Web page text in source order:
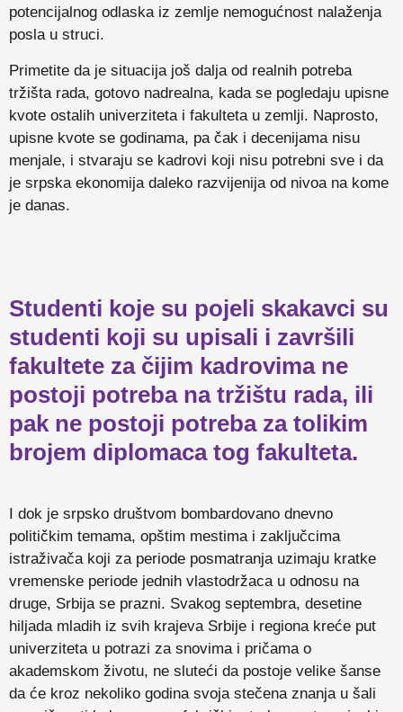
potencijalnog odlaska iz zemlje nemogućnost nalaženja
posla u struci.
Primetite da je situacija još dalja od realnih potreba
tržišta rada, gotovo nadrealna, kada se pogledaju upisne
kvote ostalih univerziteta i fakulteta u zemlji. Naprosto,
upisne kvote se godinama, pa čak i decenijama nisu
menjale, i stvaraju se kadrovi koji nisu potrebni sve i da
je srpska ekonomija daleko razvijenija od nivoa na kome
je danas.
Studenti koje su pojeli skakavci su
studenti koji su upisali i završili
fakultete za čijim kadrovima ne
postoji potreba na tržištu rada, ili
pak ne postoji potreba za tolikim
brojem diplomaca tog fakulteta.
I dok je srpsko društvom bombardovano dnevno
političkim temama, opštim mestima i zaključcima
istraživača koji za periode posmatranja uzimaju kratke
vremenske periode jednih vlastodržaca u odnosu na
druge, Srbija se prazni. Svakog septembra, desetine
hiljada mladih iz svih krajeva Srbije i regiona kreće put
univerziteta u potrazi za snovima i pričama o
akademskom životu, ne sluteći da postoje velike šanse
da će kroz nekoliko godina svoja stečena znanja u šali